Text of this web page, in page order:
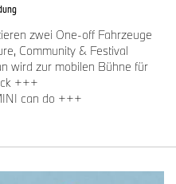
zwei One-off Fahrzeuge
Community & Festival
wird zur mobilen Bühne für
+++
can do +++